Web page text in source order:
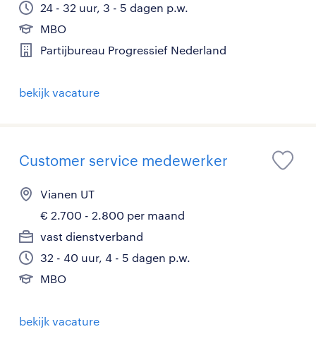
24 - 32 uur, 3 - 5 dagen p.w.
MBO
Partijbureau Progressief Nederland
bekijk vacature
Customer service medewerker
Vianen UT
€ 2.700 - 2.800 per maand
vast dienstverband
32 - 40 uur, 4 - 5 dagen p.w.
MBO
bekijk vacature